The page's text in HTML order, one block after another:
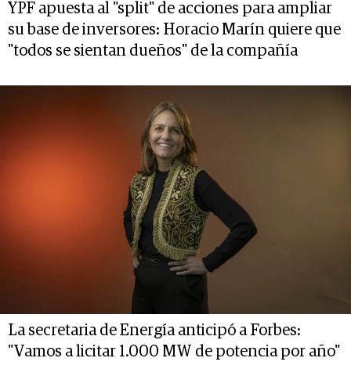
YPF apuesta al "split" de acciones para ampliar
su base de inversores: Horacio Marín quiere que
"todos se sientan dueños" de la compañía
La secretaria de Energía anticipó a Forbes:
"Vamos a licitar 1.000 MW de potencia por año"